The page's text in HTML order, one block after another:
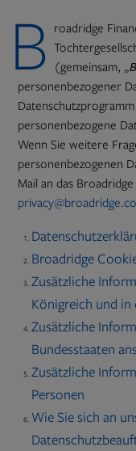
B roadridge
(gemeinsam, „
personenbezogener
personenbezogene
Wenn Sie weitere
personenbezogenen
Mail an das
Broadridge
Zusätzliche
Königreich und in
Zusätzliche
Bundesstaaten
Zusätzliche
Personen
Wie Sie sich an